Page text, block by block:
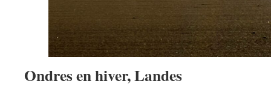
Ondres en hiver, Landes